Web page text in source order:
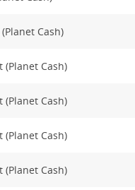
Cash)
(Planet Cash)
(Planet Cash)
(Planet Cash)
(Planet Cash)